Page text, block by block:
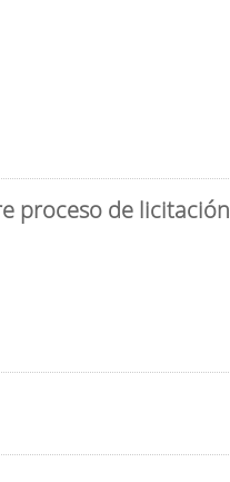
proceso de licitación